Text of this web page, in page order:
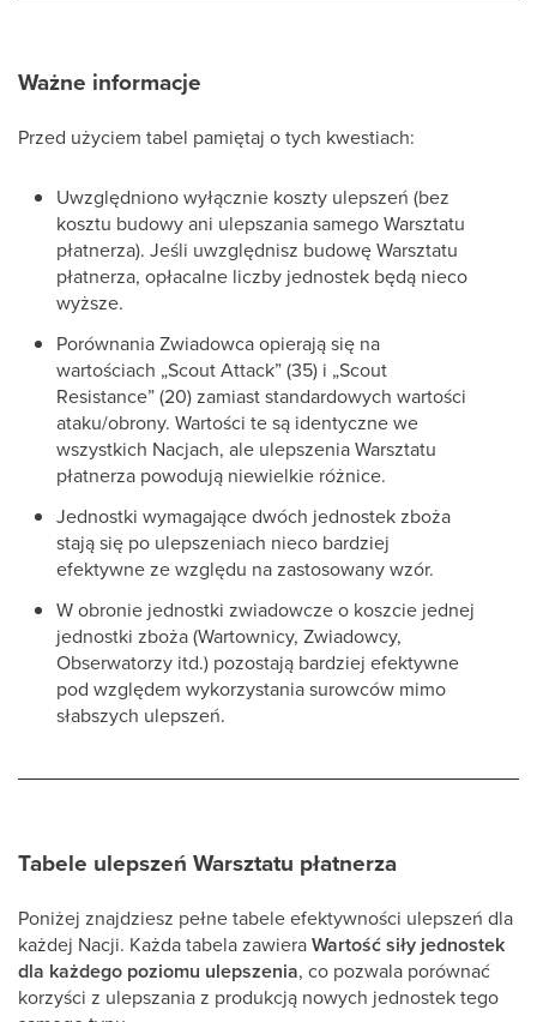
Ważne informacje
Przed użyciem tabel pamiętaj o tych kwestiach:
Uwzględniono wyłącznie koszty ulepszeń (bez
kosztu budowy ani ulepszania samego Warsztatu
płatnerza). Jeśli uwzględnisz budowę Warsztatu
płatnerza, opłacalne liczby jednostek będą nieco
wyższe.
Porównania Zwiadowca opierają się na
wartościach „Scout Attack” (35) i „Scout
Resistance” (20) zamiast standardowych wartości
ataku/obrony. Wartości te są identyczne we
wszystkich Nacjach, ale ulepszenia Warsztatu
płatnerza powodują niewielkie różnice.
Jednostki wymagające dwóch jednostek zboża
stają się po ulepszeniach nieco bardziej
efektywne ze względu na zastosowany wzór.
W obronie jednostki zwiadowcze o koszcie jednej
jednostki zboża (Wartownicy, Zwiadowcy,
Obserwatorzy itd.) pozostają bardziej efektywne
pod względem wykorzystania surowców mimo
słabszych ulepszeń.
Tabele ulepszeń Warsztatu płatnerza
Poniżej znajdziesz pełne tabele efektywności ulepszeń dla
każdej Nacji. Każda tabela zawieraWartość siły jednostek
dla każdego poziomu ulepszenia, co pozwala porównać
korzyści z ulepszania z produkcją nowych jednostek tego